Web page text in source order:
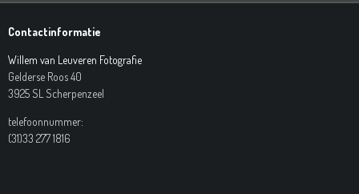
Contactinformatie
Willem van Leuveren Fotografie
Gelderse Roos 40
3925 SL Scherpenzeel
telefoonnummer:
(31)33 277 1816